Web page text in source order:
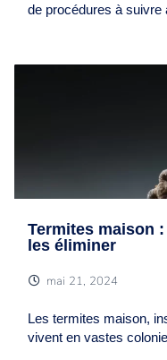
de procédures à suivre
Termites maison
les éliminer
mai 21, 2024
Les termites maison,
vivent en vastes